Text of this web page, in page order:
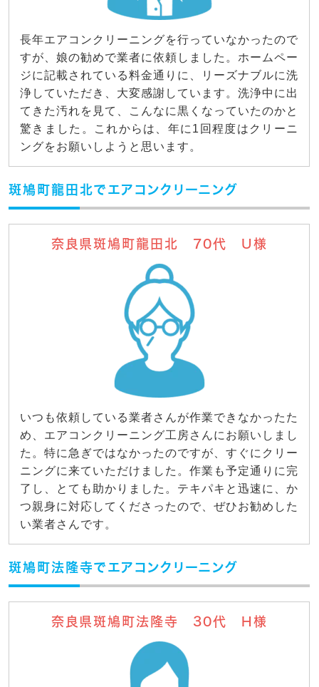
長年エアコンクリーニングを行っていなかったので
すが、娘の勧めで業者に依頼しました。ホームペー
ジに記載されている料金通りに、リーズナブルに洗
浄していただき、大変感謝しています。洗浄中に出
てきた汚れを見て、こんなに黒くなっていたのかと
驚きました。これからは、年に1回程度はクリーニ
ングをお願いしようと思います。
斑鳩町龍田北でエアコンクリーニング
奈良県斑鳩町龍田北 70代 U様
いつも依頼している業者さんが作業できなかったた
め、エアコンクリーニング工房さんにお願いしまし
た。特に急ぎではなかったのですが、すぐにクリー
ニングに来ていただけました。作業も予定通りに完
了し、とても助かりました。テキパキと迅速に、か
つ親身に対応してくださったので、ぜひお勧めした
い業者さんです。
斑鳩町法隆寺でエアコンクリーニング
奈良県斑鳩町法隆寺 30代 H様